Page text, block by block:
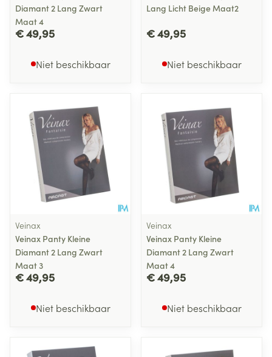
Diamant 2 Lang Zwart
Maat 4
€ 49,95
Niet beschikbaar
Lang Licht Beige Maat2
€ 49,95
Niet beschikbaar
Veinax
Veinax Panty Kleine
Diamant 2 Lang Zwart
Maat 3
€ 49,95
Niet beschikbaar
Veinax
Veinax Panty Kleine
Diamant 2 Lang Zwart
Maat 4
€ 49,95
Niet beschikbaar